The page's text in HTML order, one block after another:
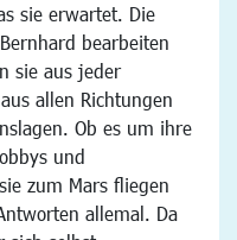
sie erwartet. Die
bearbeiten
sie aus jeder
allen Richtungen
Ob es um ihre
und
zum Mars fliegen
allemal. Da